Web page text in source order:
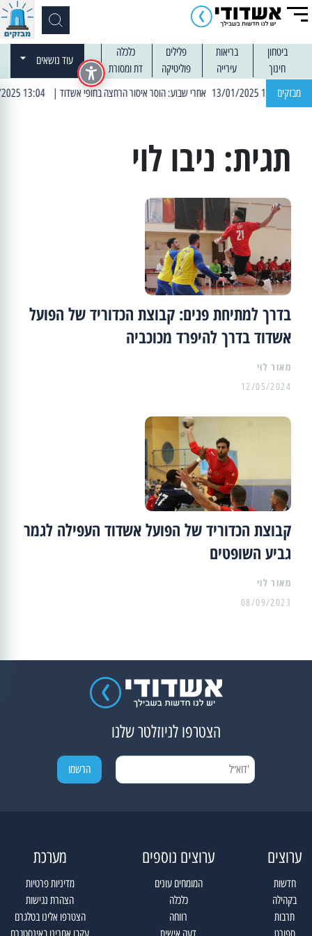
ביטחון בריאות פלילים
כלכלה
חינוך
עירייה פוליטיקה דת ומסורת
עוד נושאים
מבזקים
| 12:14 13/01/2025 אחרי שבוע: הוסר איסור הרחצה בחופי אשדוד | 13:04 14/01/2025 עובדים בלילות: עבודות קרצוף וריבוד אספלט
תגית: ניבו לוי
בדרך למתיחת פנים: קבוצת הכדוריד של הפועל
אשדוד בדרך להיפרד מכוכביה
מאור לוי
12/05/2024
קבוצת הכדוריד של הפועל אשדוד העפילה לגמר
גביע השופטים
מאור לוי
08/09/2023
הצטרפו לניוזלטר שלנו
ערוצים
חדשות
בקהילה
תרבות
ערוצים נוספים
המומחים עונים
כלכלה
רווחה
מערכת
מדיניות פרטיות
הצהרת נגישות
הצטרפו אלינו בטלגרם